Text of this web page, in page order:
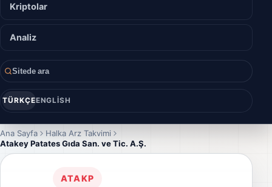
Kriptolar
Analiz
Sitede ara
TÜRKÇEENGLISH
Ana Sayfa
Halka Arz Takvimi
Atakey Patates Gıda San. ve Tic. A.Ş.
ATAKP